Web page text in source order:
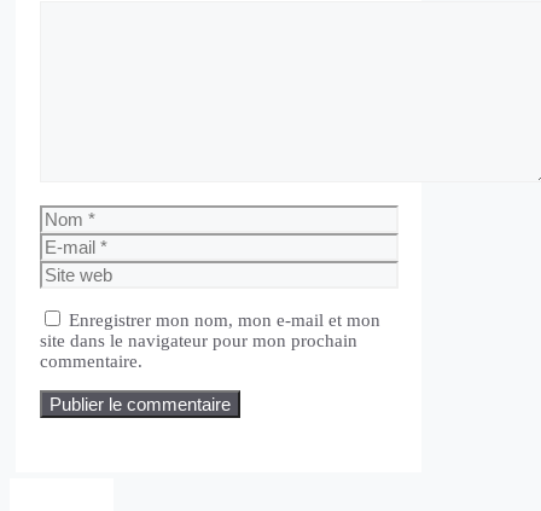
Nom
E-
mail
Site
web
Enregistrer mon nom, mon e-mail et mon
site dans le navigateur pour mon prochain
commentaire.